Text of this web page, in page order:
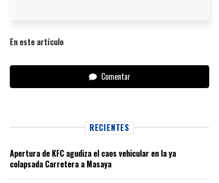
En este artículo
Comentar
RECIENTES
Apertura de KFC agudiza el caos vehicular en la ya
colapsada Carretera a Masaya